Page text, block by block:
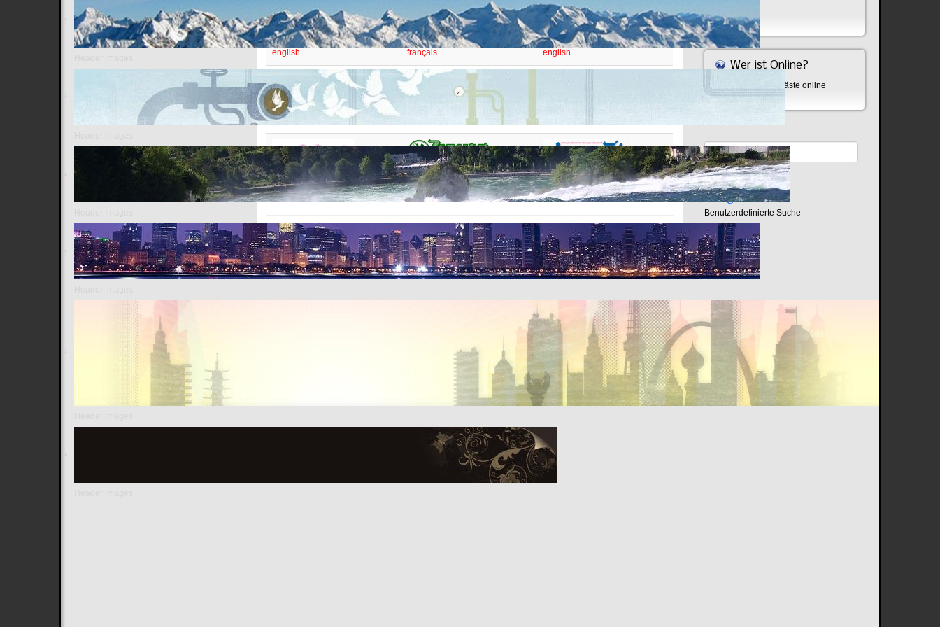
Chiang Mai
english
Thailande
français
Bangkok Post
english
The Nation
english
Daily News
thai
Thai Rath
thai
Siam Rath
thai
Zurück
Wer ist Online?
Aktuell sind 875 Gäste online
Benutzerdefinierte Suche